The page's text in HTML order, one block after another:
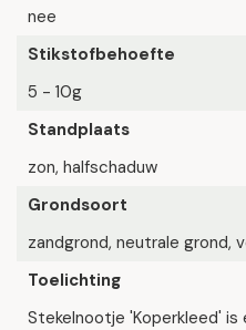
nee
Stikstofbehoefte
5 - 10g
Standplaats
zon, halfschaduw
Grondsoort
zandgrond, neutrale grond,
Toelichting
Stekelnootje 'Koperkleed'